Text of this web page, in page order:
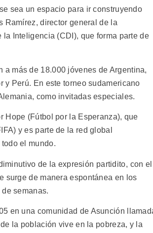
sea un espacio para ir construyendo
Ramírez, director general de la
Inteligencia (CDI), que forma parte de
a más de 18.000 jóvenes de Argentina,
y Perú. En este torneo sudamericano
como invitadas especiales.
Hope (Fútbol por la Esperanza), que
y es parte de la red global
el mundo.
de la expresión partidito, con el
surge de manera espontánea en los
semanas.
en una comunidad de Asunción
la población vive en la pobreza, y la